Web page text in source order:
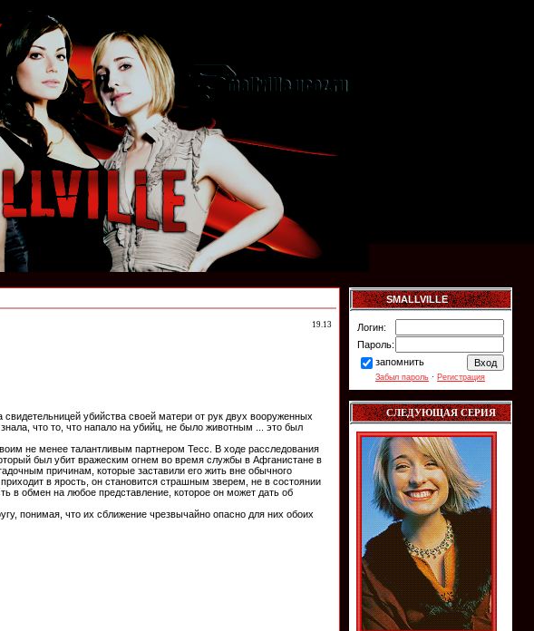
19.13
убийства своей матери от рук двух вооруженных
что то, что напало на убийц, не было животным ... это был
не менее талантливым партнером Тесс. В ходе расследования
был убит вражеским огнем во время службы в Афганистане в
причинам, которые заставили его жить вне обычного
в ярость, он становится страшным зверем, не в состоянии
в обмен на любое представление, которое он может дать об
понимая, что их сближение чрезвычайно опасно для них обоих
SMALLVILLE
Логин:
Пароль:
запомнить
Забыл пароль · Регистрация
СЛЕДУЮЩАЯ СЕРИЯ